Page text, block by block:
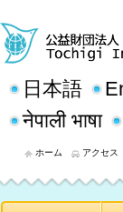
日本語
नेपाली भाषा
ホーム アクセス